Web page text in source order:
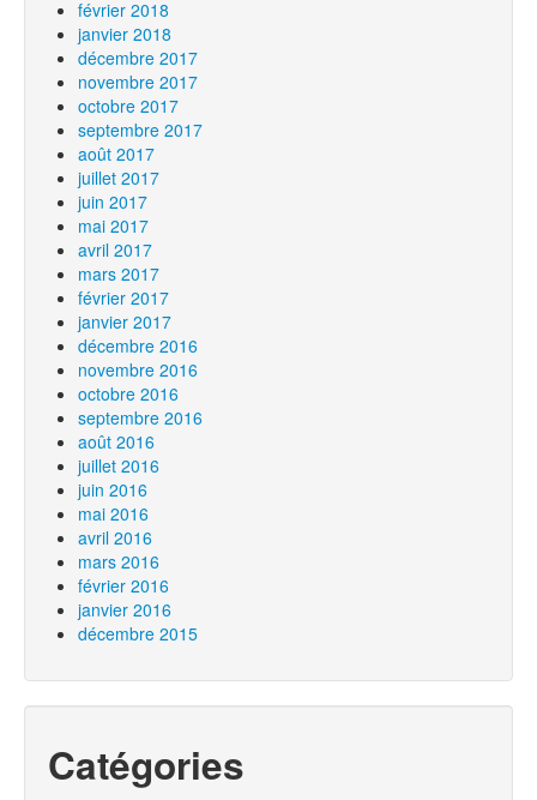
février 2018
janvier 2018
décembre 2017
novembre 2017
octobre 2017
septembre 2017
août 2017
juillet 2017
juin 2017
mai 2017
avril 2017
mars 2017
février 2017
janvier 2017
décembre 2016
novembre 2016
octobre 2016
septembre 2016
août 2016
juillet 2016
juin 2016
mai 2016
avril 2016
mars 2016
février 2016
janvier 2016
décembre 2015
Catégories